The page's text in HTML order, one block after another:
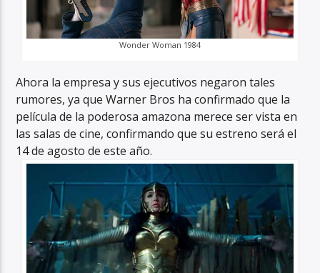
Wonder Woman 1984
Ahora la empresa y sus ejecutivos negaron tales
rumores, ya que Warner Bros ha confirmado que la
película de la poderosa amazona merece ser vista en
las salas de cine, confirmando que su estreno será el
14 de agosto de este año.